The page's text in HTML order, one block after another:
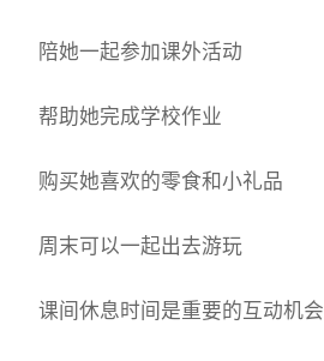
陪她一起参加课外活动
帮助她完成学校作业
购买她喜欢的零食和小礼品
周末可以一起出去游玩
课间休息时间是重要的互动机会